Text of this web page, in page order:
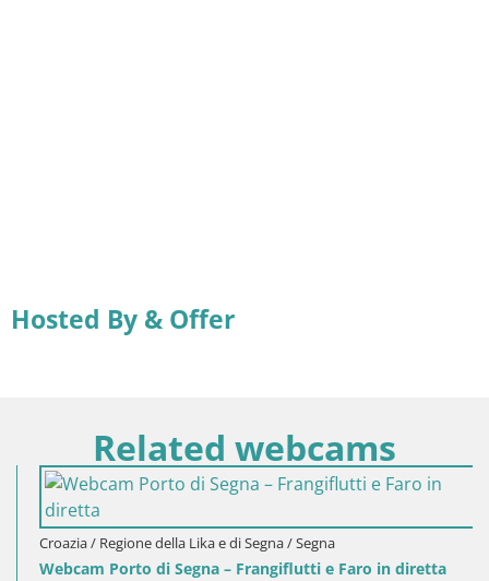
Hosted By & Offer
Related webcams
Croazia / Regione della Lika e di Segna / Segna
Webcam Porto di Segna – Frangiflutti e Faro in diretta